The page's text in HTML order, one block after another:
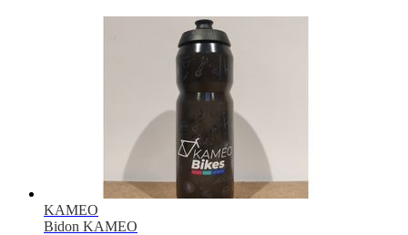
KAMEO
Bidon KAMEO